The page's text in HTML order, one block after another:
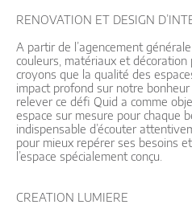
RENOVATION ET DESIGN
A partir de l’agencement
couleurs, matériaux et décoration
croyons que la qualité des
impact profond sur notre
relever ce défi Quid a comme
espace sur mesure pour chaque
indispensable d’écouter
pour mieux repérer ses besoins
l’espace spécialement conçu.
CREATION LUMIERE